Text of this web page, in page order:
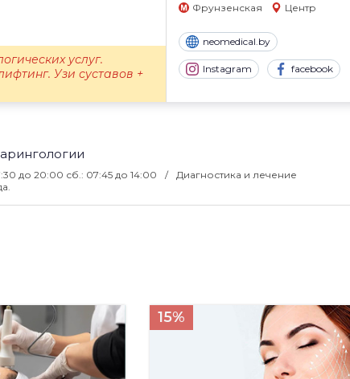
Фрунзенская Центр
neomedical.by
Instagram facebook
услуг.
Узи суставов +
до 20:00 сб.: 07:45 до 14:00
Диагностика и лечение
15%